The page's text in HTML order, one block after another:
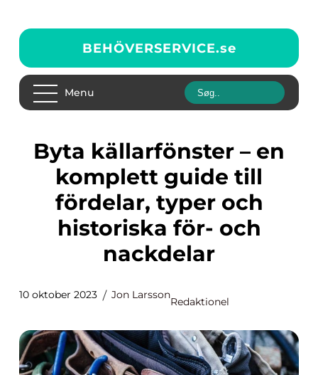
BEHÖVERSERVICE.se
Menu
Byta källarfönster – en
komplett guide till
fördelar, typer och
historiska för- och
nackdelar
10 oktober 2023 Jon Larsson
Redaktionel